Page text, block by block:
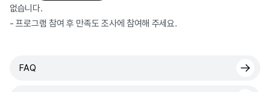
없습니다.
- 프로그램 참여 후 만족도 조사에 참여해 주세요.
FAQ